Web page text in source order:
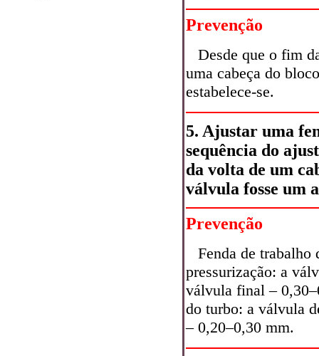
Prevenção
Desde que o fim
uma cabeça do
estabelece-se.
5. Ajustar uma
sequência do
da volta de um
válvula fosse um
Prevenção
Fenda de
pressurização: a
válvula final –
do turbo: a válvula
– 0,20–0,30 mm.